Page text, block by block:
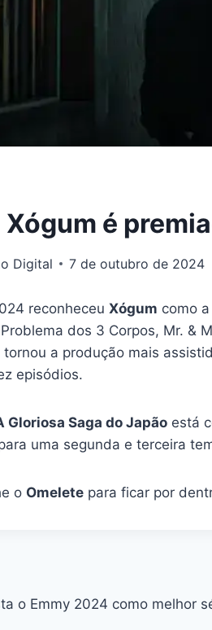
Xógum é
Digital 7 de outubro de 2024
reconheceu Xógum como
dos 3 Corpos, Mr. &
tornou a produção mais
episódios.
Gloriosa Saga do Japão está
uma segunda e terceira
o Omelete para ficar por
o Emmy 2024 como melhor